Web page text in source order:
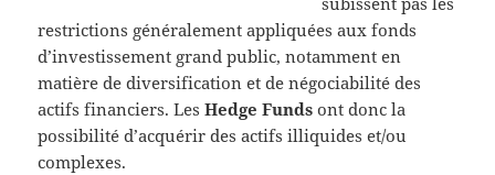
restrictions généralement appliquées aux fonds
d’investissement grand public, notamment en
matière de diversification et de négociabilité des
actifs financiers. LesHedge Funds ont donc la
possibilité d’acquérir des actifs illiquides et/ou
complexes.